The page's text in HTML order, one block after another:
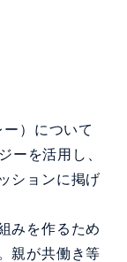
）について
ーを活用し、
ションに掲げ
みを作るため
親が共働き等